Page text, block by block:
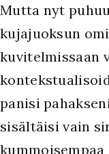
Mutta nyt
kujajuoksun
kuvitelmissaan
panisi
sisältäisi vain